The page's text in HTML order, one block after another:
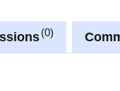
agrégée)
(en millions
0